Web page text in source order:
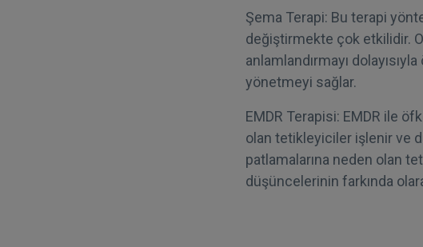
Şema Terapi: Bu terapi
değiştirmekte çok etkilidir.
anlamlandırmayı
yönetmeyi sağlar.
EMDR Terapisi: EMDR ile
olan tetikleyiciler işlenir ve
patlamalarına neden olan
düşüncelerinin farkında